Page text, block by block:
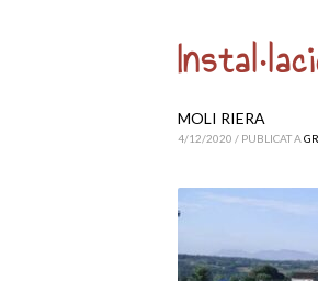
MOLI RIERA
4/12/2020 / PUBLICAT A